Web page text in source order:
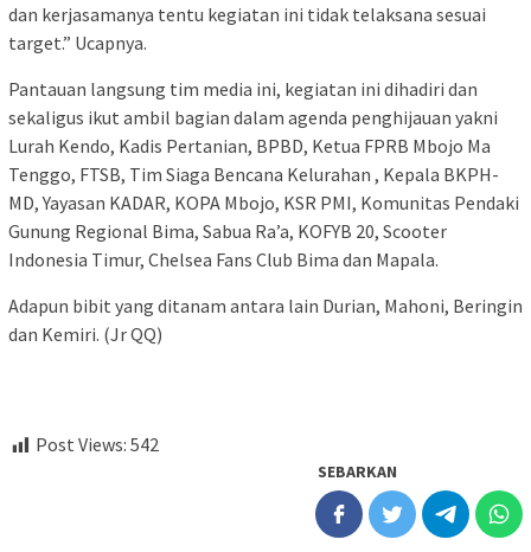
dan kerjasamanya tentu kegiatan ini tidak telaksana sesuai
target.” Ucapnya.
Pantauan langsung tim media ini, kegiatan ini dihadiri dan
sekaligus ikut ambil bagian dalam agenda penghijauan yakni
Lurah Kendo, Kadis Pertanian, BPBD, Ketua FPRB Mbojo Ma
Tenggo, FTSB, Tim Siaga Bencana Kelurahan , Kepala BKPH-
MD, Yayasan KADAR, KOPA Mbojo, KSR PMI, Komunitas Pendaki
Gunung Regional Bima, Sabua Ra’a, KOFYB 20, Scooter
Indonesia Timur, Chelsea Fans Club Bima dan Mapala.
Adapun bibit yang ditanam antara lain Durian, Mahoni, Beringin
dan Kemiri. (Jr QQ)
Post Views: 542
SEBARKAN